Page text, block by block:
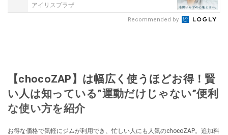
アイリスプラザ
Recommended by
【chocoZAP】は幅広く使うほどお得！賢
い人は知っている”運動だけじゃない”便利
な使い方を紹介
お得な価格で気軽にジムが利用でき、忙しい人にも人気のchocoZAP。追加料